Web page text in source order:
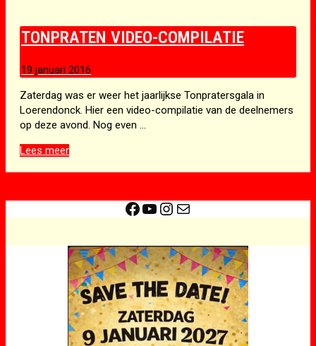
TONPRATEN VIDEO-COMPILATIE
19 januari 2016
Zaterdag was er weer het jaarlijkse Tonpratersgala in
Loerendonck. Hier een video-compilatie van de deelnemers
op deze avond. Nog even …
Tonpraten
Lees meer
Facebook
YouTube
Instagram
E-mail